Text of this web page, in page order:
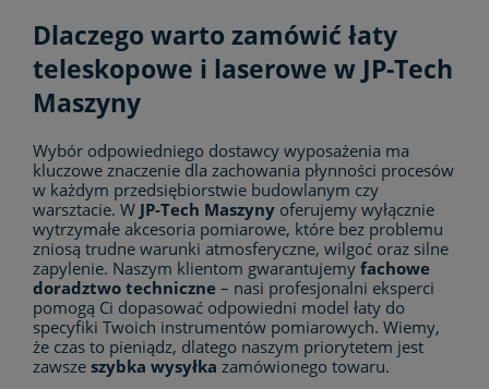
Dlaczego warto zamówić łaty
teleskopowe i laserowe w JP-Tech
Maszyny
Wybór odpowiedniego dostawcy wyposażenia ma
kluczowe znaczenie dla zachowania płynności procesów
w każdym przedsiębiorstwie budowlanym czy
warsztacie. W JP-Tech Maszyny oferujemy wyłącznie
wytrzymałe akcesoria pomiarowe, które bez problemu
zniosą trudne warunki atmosferyczne, wilgoć oraz silne
zapylenie. Naszym klientom gwarantujemy fachowe
doradztwo techniczne – nasi profesjonalni eksperci
pomogą Ci dopasować odpowiedni model łaty do
specyfiki Twoich instrumentów pomiarowych. Wiemy,
że czas to pieniądz, dlatego naszym priorytetem jest
zawsze szybka wysyłka zamówionego towaru.